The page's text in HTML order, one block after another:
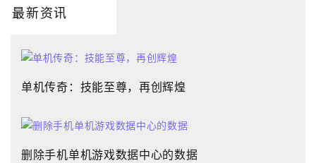
最新资讯
单机传奇：技能至尊，再创辉煌
删除手机单机游戏数据中心的数据